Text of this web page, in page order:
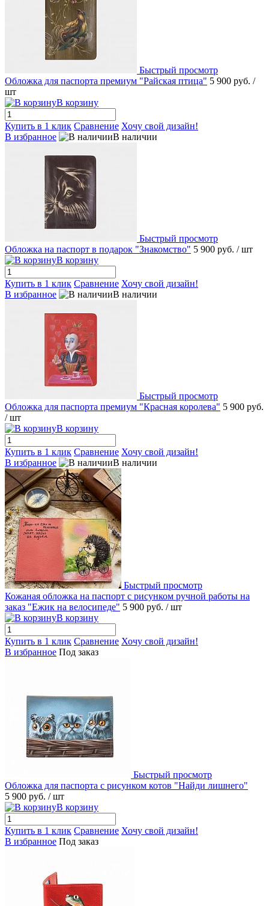
Быстрый просмотр
Обложка для паспорта премиум "Райская птица" 5 900 руб. /
шт
В корзину
Купить в 1 клик Сравнение Хочу свой дизайн!
В избранное
В наличии
Быстрый просмотр
Обложка на паспорт в подарок "Знакомство" 5 900 руб. / шт
В корзину
Купить в 1 клик Сравнение Хочу свой дизайн!
В избранное
В наличии
Быстрый просмотр
Обложка для паспорта премиум "Красная королева" 5 900 руб.
/ шт
В корзину
Купить в 1 клик Сравнение Хочу свой дизайн!
В избранное
В наличии
Быстрый просмотр
Кожаная обложка на паспорт с рисунком ручной работы на
заказ "Ежик на велосипеде" 5 900 руб. / шт
В корзину
Купить в 1 клик Сравнение Хочу свой дизайн!
В избранное Под заказ
Быстрый просмотр
Обложка для паспорта с рисунком котов "Найди лишнего"
5 900 руб. / шт
В корзину
Купить в 1 клик Сравнение Хочу свой дизайн!
В избранное Под заказ